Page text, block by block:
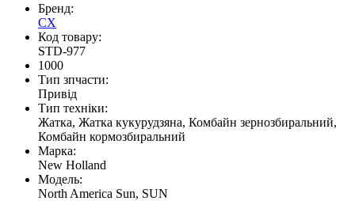
Бренд:
CX
Код товару:
STD-977
1000
Тип зпчасти:
Привід
Тип техніки:
Жатка, Жатка кукурудзяна, Комбайн зернозбиральний,
Комбайн кормозбиральний
Марка:
New Holland
Модель:
North America Sun, SUN